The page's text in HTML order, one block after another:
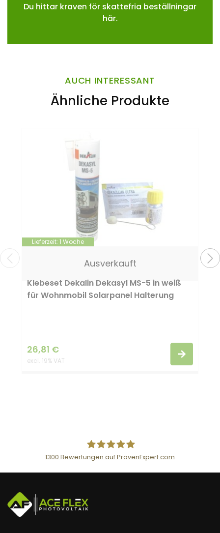
Du hittar kraven för skattefria beställningar
här.
AUCH INTERESSANT
Ähnliche Produkte
Lieferzeit: 1 Woche
Ausverkauft
Klebeset Dekalin Dekasyl MS-5 in weiß
für Wohnmobil Solarpanel Halterung
26,81 €
excl. 19% VAT
AceFlex GmbH
1300 Bewertungen auf ProvenExpert.com